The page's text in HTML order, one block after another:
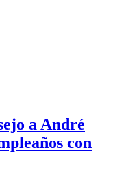
a André
con